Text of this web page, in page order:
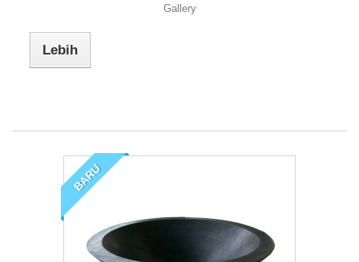
Gallery
Lebih
BARU